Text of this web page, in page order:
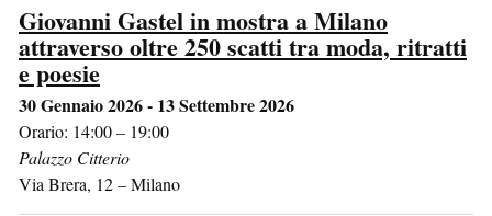
Giovanni Gastel in mostra a Milano
attraverso oltre 250 scatti tra moda, ritratti
e poesie
30 Gennaio 2026 - 13 Settembre 2026
Orario: 14:00 – 19:00
Palazzo Citterio
Via Brera, 12–Milano